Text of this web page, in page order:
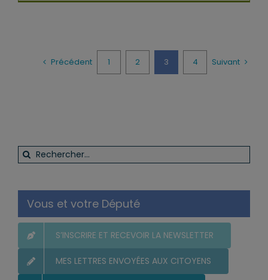
Précédent 1 2 3 4 Suivant
Rechercher:
Vous et votre Député
S’INSCRIRE ET RECEVOIR LA NEWSLETTER
MES LETTRES ENVOYÉES AUX CITOYENS